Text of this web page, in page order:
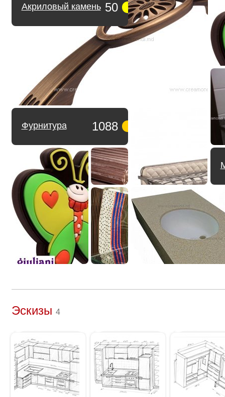
Фурнитура 1088
Акриловый камень 50
Эскизы 4